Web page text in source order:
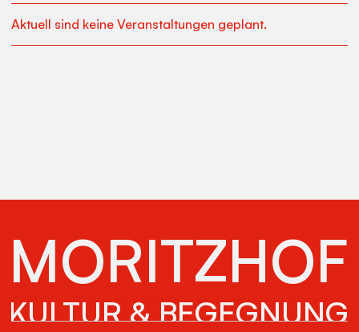
Aktuell sind keine Veranstaltungen geplant.
MORITZHOF
KULTUR & BEGEGNUNG